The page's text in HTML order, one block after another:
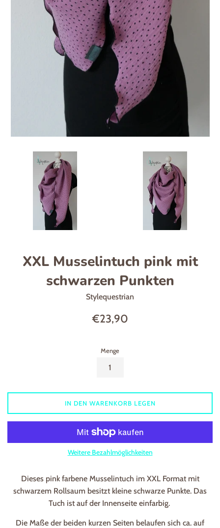
XXL Musselintuch pink mit
schwarzen Punkten
Stylequestrian
Normaler
€23,90
Menge
IN DEN WARENKORB LEGEN
Weitere Bezahlmöglichkeiten
Dieses pink farbene Musselintuch im XXL Format mit
schwarzem Rollsaum besitzt kleine schwarze Punkte. Das
Tuch ist auf der Innenseite einfarbig.
Die Maße der beiden kurzen Seiten belaufen sich ca. auf